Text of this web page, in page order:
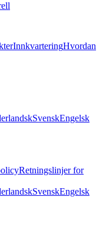
InnkvarteringHvordan
SvenskEngelsk
Retningslinjer for
SvenskEngelsk